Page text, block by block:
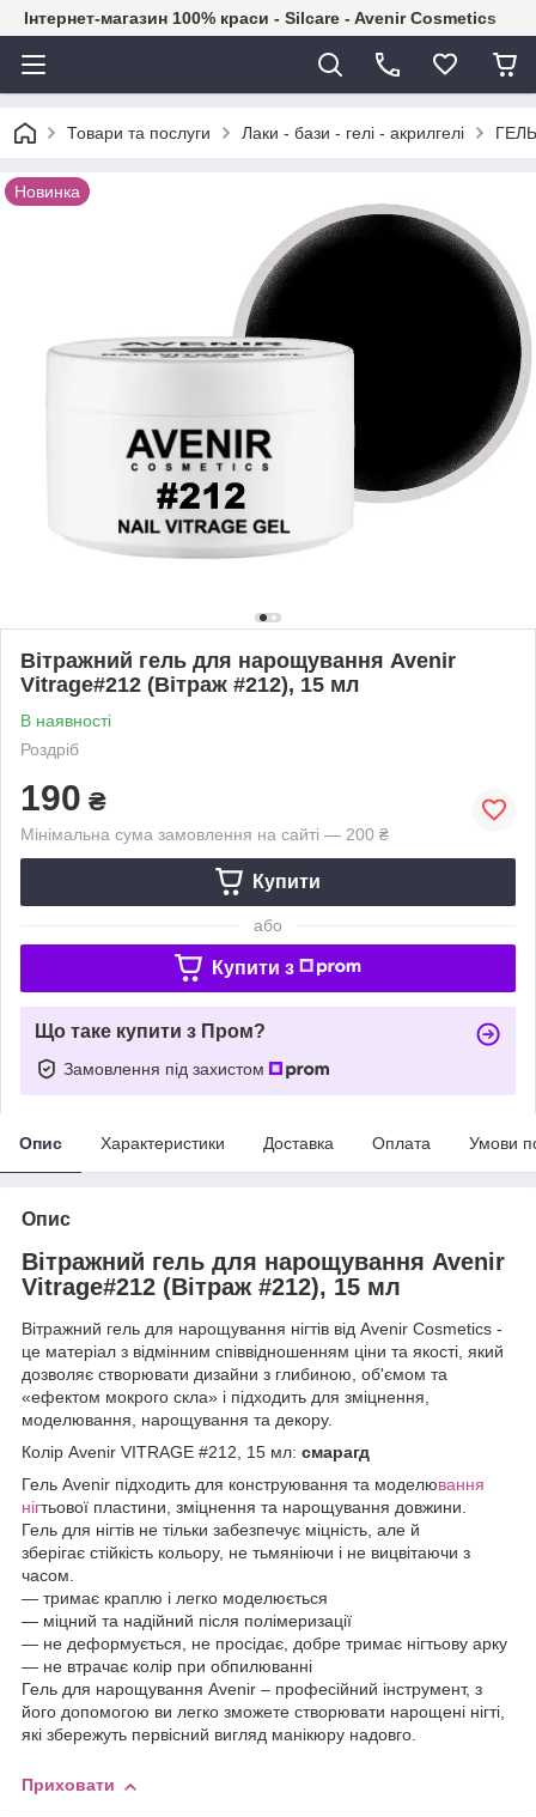
Інтернет-магазин 100% краси - Silcare - Avenir Cosmetics
Товари та послуги Лаки - бази - гелі - акрилгелі
Новинка
Вітражний гель для нарощування Avenir
Vitrage#212 (Вітраж #212), 15 мл
В наявності
Роздріб
190 ₴
Мінімальна сума замовлення на сайті — 200 ₴
Купити
або
Купити з
Що таке купити з Пром?
Замовлення під захистом
Опис Характеристики Доставка Оплата Умови
Опис
Вітражний гель для нарощування Avenir
Vitrage#212 (Вітраж #212), 15 мл
Вітражний гель для нарощування нігтів від Avenir Cosmetics -
це матеріал з відмінним співвідношенням ціни та якості, який
дозволяє створювати дизайни з глибиною, об'ємом та
«ефектом мокрого скла» і підходить для зміцнення,
моделювання, нарощування та декору.
Колір Avenir VITRAGE #212, 15 мл: смарагд
Гель Avenir підходить для конструювання та моделювання
нігтьової пластини, зміцнення та нарощування довжини.
Гель для нігтів не тільки забезпечує міцність, але й
зберігає стійкість кольору, не тьмяніючи і не вицвітаючи з
часом.
― тримає краплю і легко моделюється
― міцний та надійний після полімеризації
― не деформується, не просідає, добре тримає нігтьову арку
― не втрачає колір при обпилюванні
Гель для нарощування Avenir – професійний інструмент, з
його допомогою ви легко зможете створювати нарощені нігті,
які збережуть первісний вигляд манікюру надовго.
Приховати